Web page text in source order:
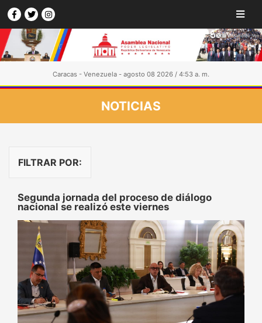
Caracas - Venezuela - agosto 08 2026 / 4:53 a. m.
NOTICIAS
FILTRAR POR:
Segunda jornada del proceso de diálogo
nacional se realizó este viernes